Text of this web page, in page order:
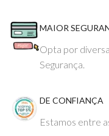
MAIOR
Opta por
Segurança.
DE CONFIANÇA
Estamos entre